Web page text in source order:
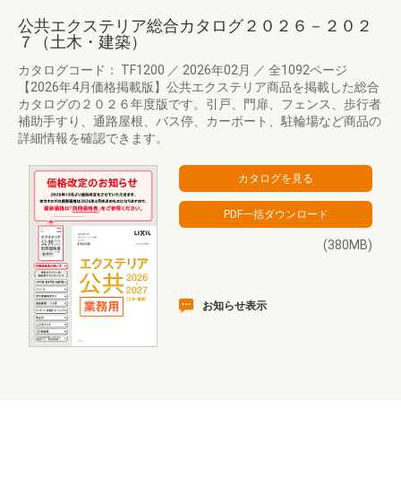
公共エクステリア総合カタログ２０２６－２０２
７（土木・建築）
カタログコード： TF1200 ／ 2026年02月 ／ 全1092ページ
【2026年4月価格掲載版】公共エクステリア商品を掲載した総合
カタログの２０２６年度版です。引戸、門扉、フェンス、歩行者
補助手すり、通路屋根、バス停、カーポート、駐輪場など商品の
詳細情報を確認できます。
(380MB)
お知らせ表示